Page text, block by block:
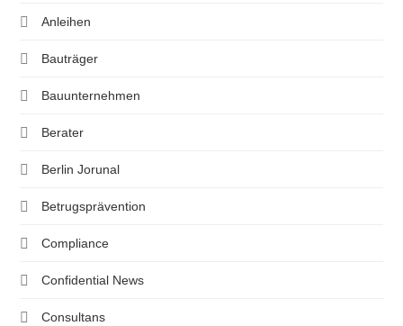
Anleihen
Bauträger
Bauunternehmen
Berater
Berlin Jorunal
Betrugsprävention
Compliance
Confidential News
Consultans